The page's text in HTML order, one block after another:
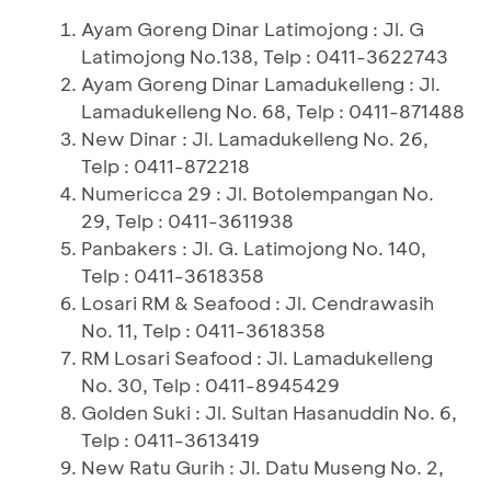
Ayam Goreng Dinar Latimojong : Jl. G
Latimojong No.138, Telp : 0411-3622743
Ayam Goreng Dinar Lamadukelleng : Jl.
Lamadukelleng No. 68, Telp : 0411-871488
New Dinar : Jl. Lamadukelleng No. 26,
Telp : 0411-872218
Numericca 29 : Jl. Botolempangan No.
29, Telp : 0411-3611938
Panbakers : Jl. G. Latimojong No. 140,
Telp : 0411-3618358
Losari RM & Seafood : Jl. Cendrawasih
No. 11, Telp : 0411-3618358
RM Losari Seafood : Jl. Lamadukelleng
No. 30, Telp : 0411-8945429
Golden Suki : Jl. Sultan Hasanuddin No. 6,
Telp : 0411-3613419
New Ratu Gurih : Jl. Datu Museng No. 2,